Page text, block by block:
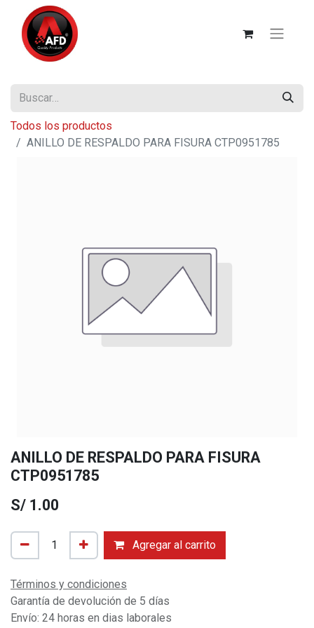
Todos los productos
ANILLO DE RESPALDO PARA FISURA CTP0951785
ANILLO DE RESPALDO PARA FISURA
CTP0951785
S/ 1.00
Agregar al carrito
Términos y condiciones
Garantía de devolución de 5 días
Envío: 24 horas en dias laborales